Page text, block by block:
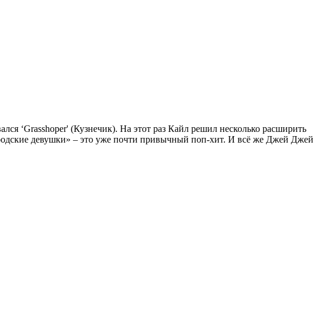
‘Grasshoper' (Кузнечик). На этот раз Кайл решил несколько расширить
девушки» – это уже почти привычный поп-хит. И всё же Джей Джей